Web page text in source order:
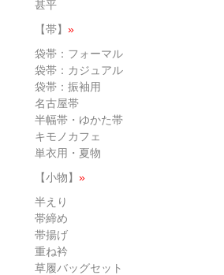
甚平
【帯】 »
袋帯：フォーマル
袋帯：カジュアル
袋帯：振袖用
名古屋帯
半幅帯・ゆかた帯
キモノカフェ
単衣用・夏物
【小物】 »
半えり
帯締め
帯揚げ
重ね衿
草履バッグセット